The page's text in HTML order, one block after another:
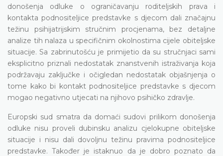
donošenja odluke o ograničavanju roditeljskih prava i
kontakta podnositeljice predstavke s djecom dali značajnu
težinu psihijatrijskim stručnim procjenama, bez detaljne
analize tih nalaza u specifičnim okolnostima cijele obiteljske
situacije. Sa zabrinutošću je primijetio da su stručnjaci sami
eksplicitno priznali nedostatak znanstvenih istraživanja koja
podržavaju zaključke i očigledan nedostatak objašnjenja o
tome kako bi kontakt podnositeljice predstavke s djecom
mogao negativno utjecati na njihovo psihičko zdravlje.
Europski sud smatra da domaći sudovi prilikom donošenja
odluke nisu proveli dubinsku analizu cjelokupne obiteljske
situacije i nisu dali dovoljnu težinu pravima podnositeljice
predstavke. Također je istaknuo da je dobro poznato da